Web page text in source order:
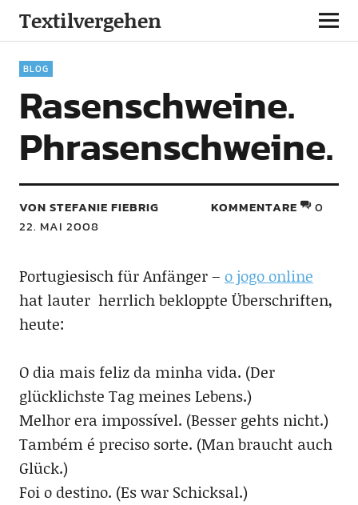
Textilvergehen
BLOG
Rasenschweine.
Phrasenschweine.
VON STEFANIE FIEBRIG
22. MAI 2008
KOMMENTARE 0
Portugiesisch für Anfänger – o jogo online
hat lauter herrlich bekloppte Überschriften,
heute:
O dia mais feliz da minha vida. (Der
glücklichste Tag meines Lebens.)
Melhor era impossível. (Besser gehts nicht.)
Também é preciso sorte. (Man braucht auch
Glück.)
Foi o destino. (Es war Schicksal.)